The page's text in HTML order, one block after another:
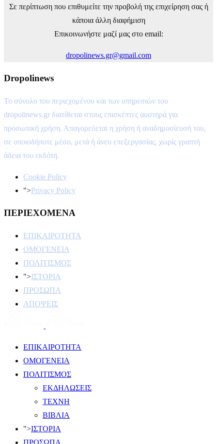
Σε περίπτωση που επιθυμείτε την προβολή της επιχείρηση σας ή
κάποια άλλη διαφήμιση
Επικοινωνήστε μαζί μας στο email:
dropolinews.gr@gmail.com
Dropolinews
Το σύνολο του περιεχομένου και των υπηρεσιών του
dropolinews.gr διατίθεται στους επισκέπτες αυστηρά για
προσωπική χρήση. Απαγορεύεται η χρήση ή αναδημοσίευσή του,
σε οποιοδήποτε μέσο, μετά ή άνευ επεξεργασίας, χωρίς γραπτή
άδεια του εκδότη.
Cookie Policy
">Privacy Policy
ΠΕΡΙΕΧΟΜΕΝΑ
ΕΠΙΚΑΙΡΟΤΗΤΑ
ΟΜΟΓΕΝΕΙΑ
ΠΟΛΙΤΙΣΜΟΣ
">ΙΣΤΟΡΙΑ
ΠΡΟΣΩΠΑ
ΑΠΟΨΕΙΣ
ΕΠΙΚΑΙΡΟΤΗΤΑ
ΟΜΟΓΕΝΕΙΑ
ΠΟΛΙΤΙΣΜΟΣ
ΕΚΔΗΛΩΣΕΙΣ
ΤΕΧΝΗ
ΒΙΒΛΙΑ
">ΙΣΤΟΡΙΑ
ΠΡΟΣΩΠΑ